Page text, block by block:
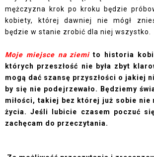
mężczyzna krok po kroku będzie
kobiety, której dawniej nie mógł
będzie w stanie zrobić dla niej wszystko.
Moje miejsce na ziemito historia
których przeszłość nie była zbyt
mogą dać szansę przyszłości o jakiej
by się nie podejrzewało. Będziemy
miłości, takiej bez której już sobie nie
życia. Jeśli lubicie czasem poczuć
zachęcam do przeczytania.